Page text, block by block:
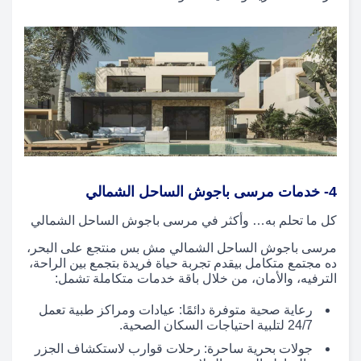
4- خدمات مرسى باجوش الساحل الشمالي
كل ما تحلم به… وأكثر في مرسى باجوش الساحل الشمالي
مرسى باجوش الساحل الشمالي مش بس منتجع على البحر،
ده مجتمع متكامل بيقدم تجربة حياة فريدة بتجمع بين الراحة،
الترفيه، والأمان، من خلال باقة خدمات متكاملة تشمل:
رعاية صحية متوفرة دائمًا: عيادات ومراكز طبية تعمل
24/7 لتلبية احتياجات السكان الصحية.
جولات بحرية ساحرة: رحلات قوارب لاستكشاف الجزر